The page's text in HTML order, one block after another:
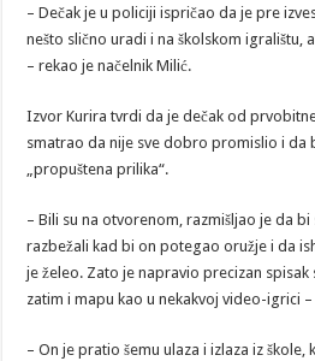
– Dečak je u policiji ispričao da je pre
nešto slično uradi i na školskom igralištu,
– rekao je načelnik Milić.
Izvor Kurira tvrdi da je dečak od
smatrao da nije sve dobro promislio i da
„propuštena prilika“.
– Bili su na otvorenom, razmišljao je da
razbežali kad bi on potegao oružje i da
je želeo. Zato je napravio precizan
zatim i mapu kao u nekakvoj video-igrici
– On je pratio šemu ulaza i izlaza iz